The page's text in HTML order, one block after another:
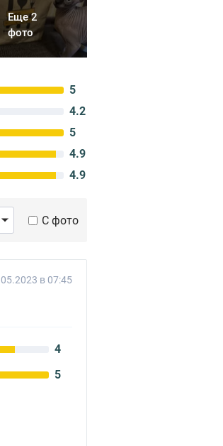
Еще 2
фото
5
4.2
5
4.9
4.9
С фото
в 07:45
4
5